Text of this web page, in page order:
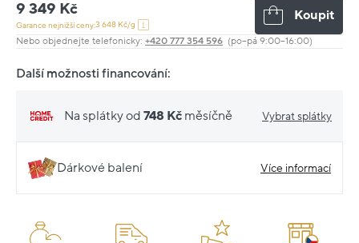
9 349 Kč
Garance nejnižší ceny:3 648 Kč/g
Koupit
Nebo objednejte telefonicky: +420 777 354 596 (po–pá 9:00–16:00)
Další možnosti financování:
Na splátky od 748 Kč měsíčně Vybrat splátky
Dárkové balení Více informací